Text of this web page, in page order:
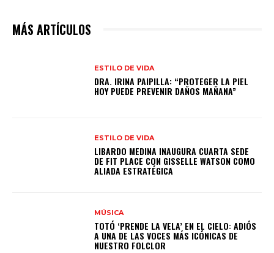
MÁS ARTÍCULOS
ESTILO DE VIDA
DRA. IRINA PAIPILLA: “PROTEGER LA PIEL
HOY PUEDE PREVENIR DAÑOS MAÑANA”
ESTILO DE VIDA
LIBARDO MEDINA INAUGURA CUARTA SEDE
DE FIT PLACE CON GISSELLE WATSON COMO
ALIADA ESTRATÉGICA
MÚSICA
TOTÓ ‘PRENDE LA VELA’ EN EL CIELO: ADIÓS
A UNA DE LAS VOCES MÁS ICÓNICAS DE
NUESTRO FOLCLOR